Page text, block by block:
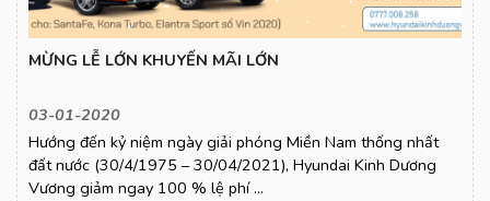
MỪNG LỄ LỚN KHUYẾN MÃI LỚN
03-01-2020
Hướng đến kỷ niệm ngày giải phóng Miền Nam thống nhất
đất nước (30/4/1975 – 30/04/2021), Hyundai Kinh Dương
Vương giảm ngay 100 % lệ phí ...